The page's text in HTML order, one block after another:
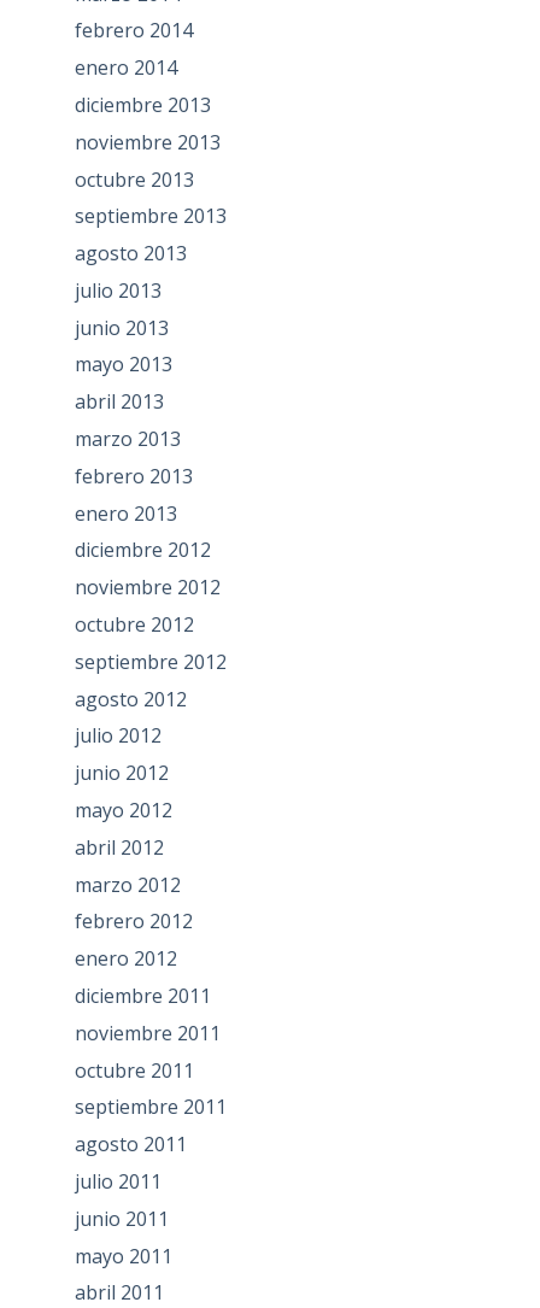
febrero 2014
enero 2014
diciembre 2013
noviembre 2013
octubre 2013
septiembre 2013
agosto 2013
julio 2013
junio 2013
mayo 2013
abril 2013
marzo 2013
febrero 2013
enero 2013
diciembre 2012
noviembre 2012
octubre 2012
septiembre 2012
agosto 2012
julio 2012
junio 2012
mayo 2012
abril 2012
marzo 2012
febrero 2012
enero 2012
diciembre 2011
noviembre 2011
octubre 2011
septiembre 2011
agosto 2011
julio 2011
junio 2011
mayo 2011
abril 2011